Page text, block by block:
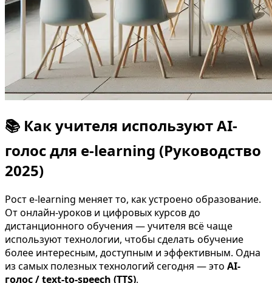
📚 Как учителя используют AI-
голос для e-learning (Руководство
2025)
Рост e-learning меняет то, как устроено образование.
От онлайн-уроков и цифровых курсов до
дистанционного обучения — учителя всё чаще
используют технологии, чтобы сделать обучение
более интересным, доступным и эффективным. Одна
из самых полезных технологий сегодня — это AI-
голос / text-to-speech (TTS).